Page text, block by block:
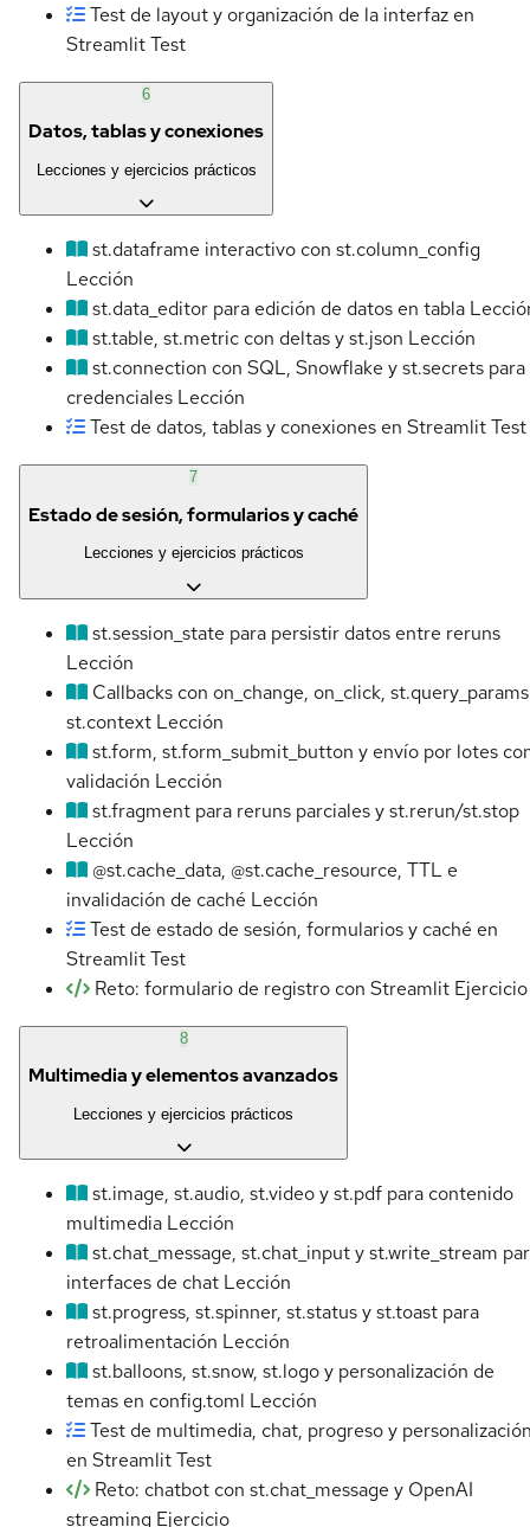
Test de layout y organización de la interfaz en
StreamlitTest
6
Datos, tablas y conexiones
Lecciones y ejercicios prácticos
st.dataframe interactivo con st.column_config
Lección
st.data_editor para edición de datos en tabla
st.table, st.metric con deltas y st.json Lección
st.connection con SQL, Snowflake y st.secrets para
credenciales Lección
Test de datos, tablas y conexiones en StreamlitTest
7
Estado de sesión, formularios y caché
Lecciones y ejercicios prácticos
st.session_state para persistir datos entre reruns
Lección
Callbacks con on_change, on_click,
st.context Lección
st.form, st.form_submit_button y envío por lotes
validación Lección
st.fragment para reruns parciales y st.rerun/st.stop
Lección
@st.cache_data, @st.cache_resource, TTL e
invalidación de caché Lección
Test de estado de sesión, formularios y caché en
StreamlitTest
Reto: formulario de registro con Streamlit Ejercicio
8
Multimedia y elementos avanzados
Lecciones y ejercicios prácticos
st.image, st.audio, st.video y st.pdf para contenido
multimedia Lección
st.chat_message, st.chat_input y st.write_stream
interfaces de chat Lección
st.progress, st.spinner, st.status y st.toast para
retroalimentación Lección
st.balloons, st.snow, st.logo y personalización de
temas en config.toml Lección
Test de multimedia, chat, progreso y
en StreamlitTest
Reto: chatbot con st.chat_message y OpenAI
streaming Ejercicio